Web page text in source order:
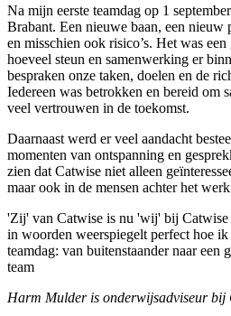
Na mijn eerste teamdag op 1
Brabant. Een nieuwe baan, een nieuw
en misschien ook risico’s. Het was
hoeveel steun en samenwerking er
bespraken onze taken, doelen en de
Iedereen was betrokken en bereid om
veel vertrouwen in de toekomst.
Daarnaast werd er veel aandacht
momenten van ontspanning en
zien dat Catwise niet alleen
maar ook in de mensen achter het
'Zij' van Catwise is nu 'wij' bij
in woorden weerspiegelt perfect hoe ik
teamdag: van buitenstaander naar een
team
Harm Mulder is onderwijsadviseur bij